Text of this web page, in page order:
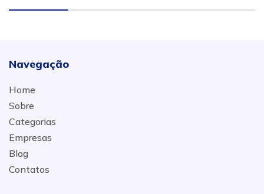
Navegação
Home
Sobre
Categorias
Empresas
Blog
Contatos